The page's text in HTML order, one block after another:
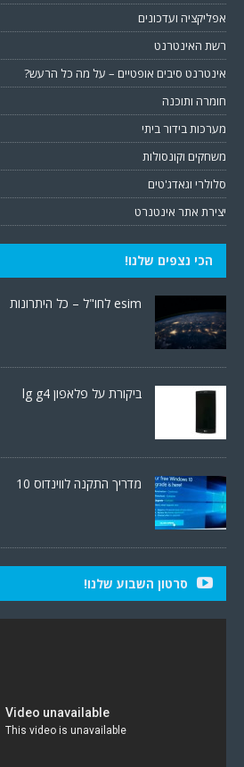
אפליקציה ועדכונים
רשת האינטרנט
אינטרנט סיבים אופטיים – על מה כל הרעש?
חומרה ותוכנה
מערכות בידור ביתי
משחקים וקונסולות
סלולרי וגאדג'טים
יצירת אתר אינטנרט
הכי נצפים שלנו!
esim לחו"ל – כל היתרונות
ביקורת על פלאפון lg g4
מדריך התקנה לווינדוס 10
סרטון השבוע שלנו!